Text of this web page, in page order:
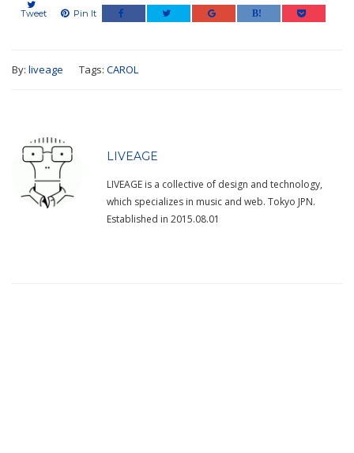
Tweet Pin It
By: liveage Tags: CAROL
LIVEAGE
LIVEAGE is a collective of design and technology,
which specializes in music and web. Tokyo JPN.
Established in 2015.08.01